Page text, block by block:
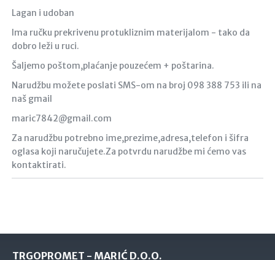
Lagan i udoban
Ima ručku prekrivenu protukliznim materijalom - tako da
dobro leži u ruci.
Šaljemo poštom,plaćanje pouzećem + poštarina.
Narudžbu možete poslati SMS-om na broj 098 388 753 ili na
naš gmail
maric7842@gmail.com
Za narudžbu potrebno ime,prezime,adresa,telefon i šifra
oglasa koji naručujete.Za potvrdu narudžbe mi ćemo vas
kontaktirati.
TRGOPROMET - MARIĆ D.O.O.